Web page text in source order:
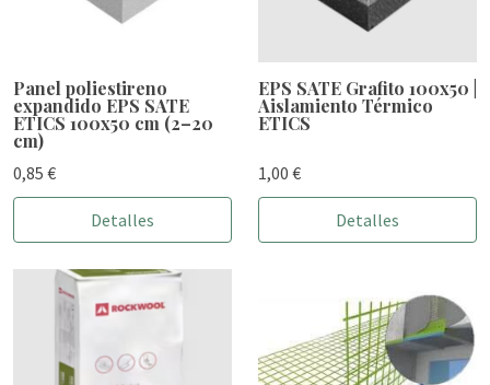
Panel poliestireno
expandido EPS SATE
ETICS 100x50 cm (2–20
cm)
0,85 €
Detalles
EPS SATE Grafito 100x50 |
Aislamiento Térmico
ETICS
1,00 €
Detalles